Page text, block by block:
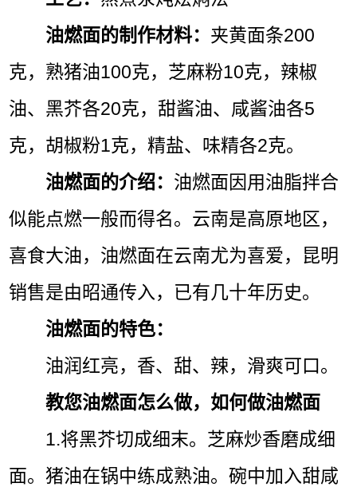
油燃面的制作材料： 夹黄面条200
克，熟猪油100克，芝麻粉10克，辣椒
油、黑芥各20克，甜酱油、咸酱油各5
克，胡椒粉1克，精盐、味精各2克。
油燃面的介绍： 油燃面因用油脂拌合
似能点燃一般而得名。云南是高原地区，
喜食大油，油燃面在云南尤为喜爱，昆明
销售是由昭通传入，已有几十年历史。
油燃面的特色：
油润红亮，香、甜、辣，滑爽可口。
教您油燃面怎么做，如何做油燃面
1.将黑芥切成细末。芝麻炒香磨成细
面。猪油在锅中练成熟油。碗中加入甜咸